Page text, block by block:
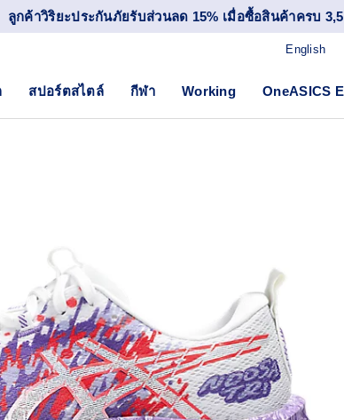
ลูกค้าวิริยะประกันภัยรับส่วนลด 15% เมื่อซื้อสินค้าครบ
English
สปอร์ตสไตล์ กีฬา Working OneASICS